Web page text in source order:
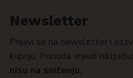
Newsletter
Prijavi se na newsletter i
kupnju. Ponuda vrijedi
nisu na sniženju.